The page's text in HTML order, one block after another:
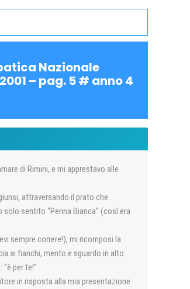
Nazionale
– pag. 5 # anno 4
di Rimini, e mi apprestavo alle
attraversando il prato che
sentito “Penna Bianca” (così era
sempre correre!), mi ricomposi la
ai fianchi, mento e sguardo in alto:
per te!”
in risposta alla mia presentazione